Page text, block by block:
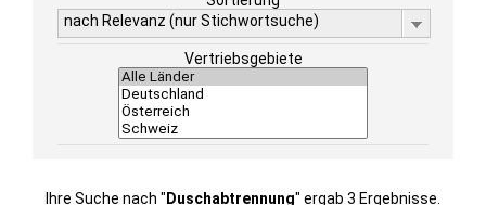
nach Relevanz (nur Stichwortsuche)
Vertriebsgebiete
Ihre Suche nach " Duschabtrennung" ergab 3 Ergebnisse.